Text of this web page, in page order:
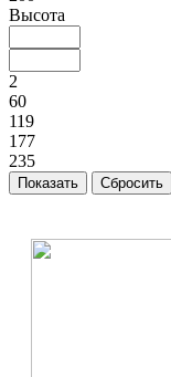
Высота
2
60
119
177
235